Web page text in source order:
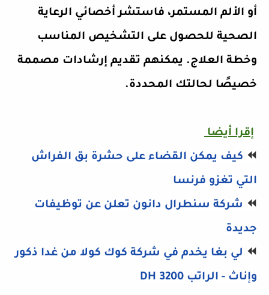
أو الألم المستمر، فاستشر أخصائي الرعاية
الصحية للحصول على التشخيص المناسب
وخطة العلاج. يمكنهم تقديم إرشادات مصممة
خصيصًا لحالتك المحددة.
إقرا أيضا
⏪ كيف يمكن القضاء على حشرة بق الفراش
التي تغزو فرنسا
⏪ شركة سنطرال دانون تعلن عن توظيفات
جديدة
⏪ لي بغا يخدم في شركة كوك كولا من غدا ذكور
وإناث - الراتب 3200 DH